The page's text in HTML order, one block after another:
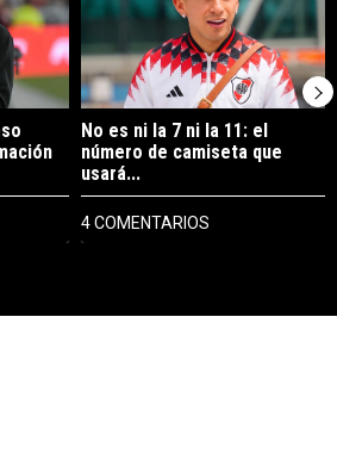
No es ni la 7 ni la 11: el
número de camiseta que
usará...
4 COMENTARIOS